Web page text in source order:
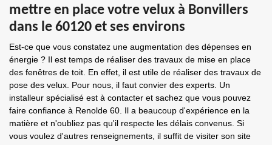
mettre en place votre velux à Bonvillers
dans le 60120 et ses environs
Est-ce que vous constatez une augmentation des dépenses en
énergie ? Il est temps de réaliser des travaux de mise en place
des fenêtres de toit. En effet, il est utile de réaliser des travaux de
pose des velux. Pour nous, il faut convier des experts. Un
installeur spécialisé est à contacter et sachez que vous pouvez
faire confiance à Renolde 60. Il a beaucoup d'expérience en la
matière et n'oubliez pas qu'il respecte les délais convenus. Si
vous voulez d'autres renseignements, il suffit de visiter son site